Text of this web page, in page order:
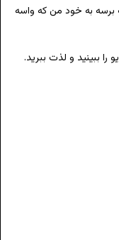
برسه به خود من که واسه
ببینید و لذت ببرید.